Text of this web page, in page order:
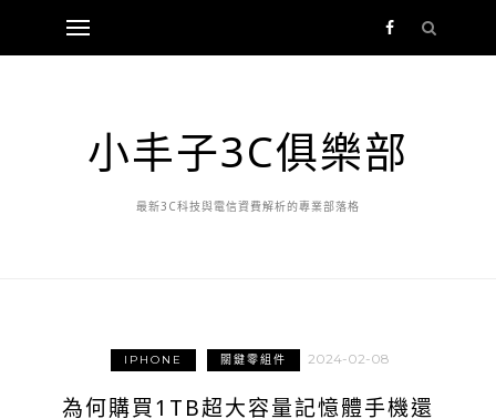
小丰子3C俱樂部
最新3C科技與電信資費解析的專業部落格
IPHONE 關鍵零組件 2024-02-08
為何購買1TB超大容量記憶體手機還